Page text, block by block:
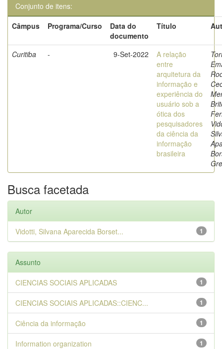
Conjunto de itens:
Câmpus
Programa/Curso
Data do
documento
Título
Curitiba - 9-Set-2022
A relação
entre
arquitetura da
informação e
experiência do
usuário sob a
ótica dos
pesquisadores
da ciência da
informação
brasileira
Busca facetada
Autor
1
Vidotti, Silvana Aparecida Borset...
Assunto
1
CIENCIAS SOCIAIS APLICADAS
1
CIENCIAS SOCIAIS APLICADAS::CIENC...
1
Ciência da informação
1
Information organization